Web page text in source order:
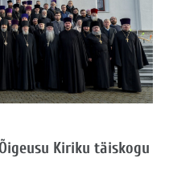
Kiriku täiskogu